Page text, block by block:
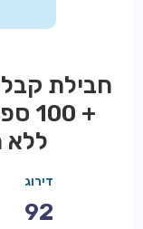
דירוג
92